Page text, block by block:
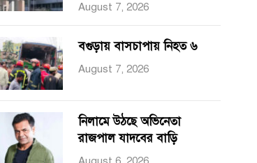
August 7, 2026
বগুড়ায় বাসচাপায় নিহত ৬
August 7, 2026
নিলামে উঠছে অভিনেতা
রাজপাল যাদবের বাড়ি